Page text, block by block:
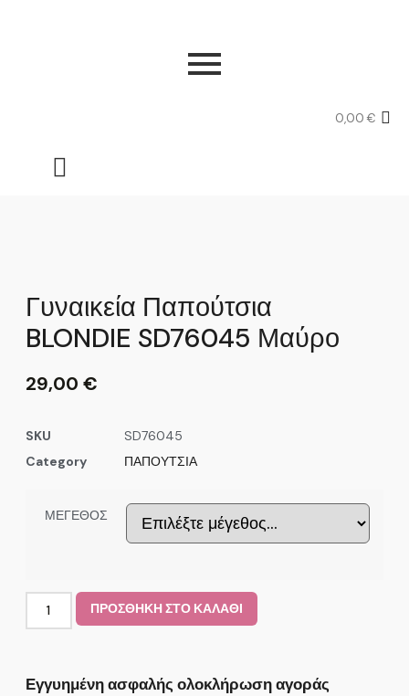
0,00€
Γυναικεία Παπούτσια
BLONDIE SD76045 Μαύρο
29,00 €
SKU
SD76045
Category
ΠΑΠΟΥΤΣΙΑ
ΜΕΓΕΘΟΣ
ΠΡΟΣΘΗΚΗ ΣΤΟ ΚΑΛΑΘΙ
Εγγυημένη ασφαλής ολοκλήρωση αγοράς